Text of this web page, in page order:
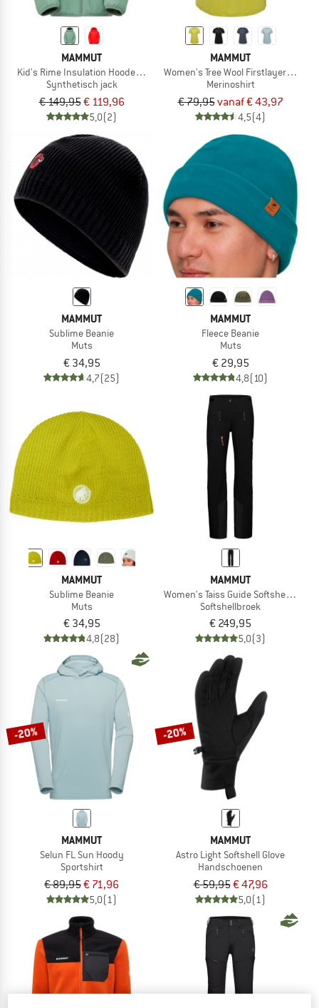
MAMMUT
Kid's Rime Insulation Hooded Jacket
Synthetisch jack
€ 149,95€ 119,96
5,0(2)
MAMMUT
Women's Tree Wool Firstlayer T-Shirt
Merinoshirt
€ 79,95vanaf € 43,97
4,5(4)
MAMMUT
Sublime Beanie
Muts
€ 34,95
4,7(25)
MAMMUT
Fleece Beanie
Muts
€ 29,95
4,8(10)
MAMMUT
Sublime Beanie
Muts
€ 34,95
4,8(28)
MAMMUT
Women's Taiss Guide Softshell Pants
Softshellbroek
€ 249,95
5,0(3)
-20%
MAMMUT
Selun FL Sun Hoody
Sportshirt
€ 89,95€ 71,96
5,0(1)
-20%
MAMMUT
Astro Light Softshell Glove
Handschoenen
€ 59,95€ 47,96
5,0(1)